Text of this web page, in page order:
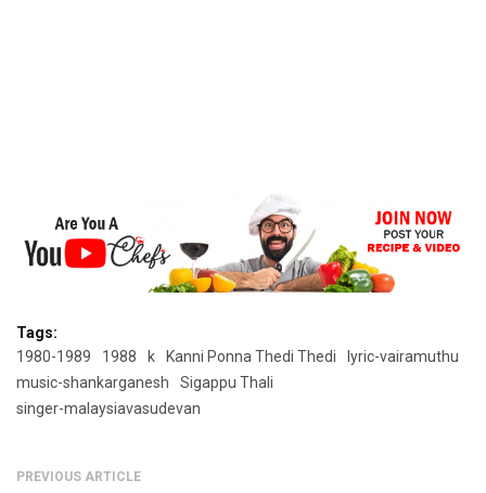
Tags:
1980-1989
1988 k Kanni Ponna Thedi Thedi
lyric-vairamuthu
music-shankarganesh
Sigappu Thali
singer-malaysiavasudevan
PREVIOUS ARTICLE